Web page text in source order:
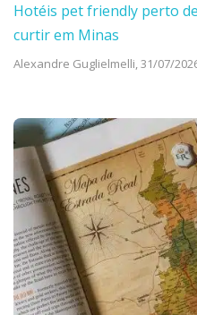
Hotéis pet friendly perto
curtir em Minas
Alexandre Guglielmelli,31/07/